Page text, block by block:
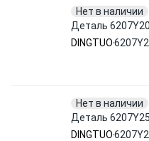
Нет в наличии
Деталь 6207Y20
DINGTUO
Нет в наличии
Деталь 6207Y25
DINGTUO